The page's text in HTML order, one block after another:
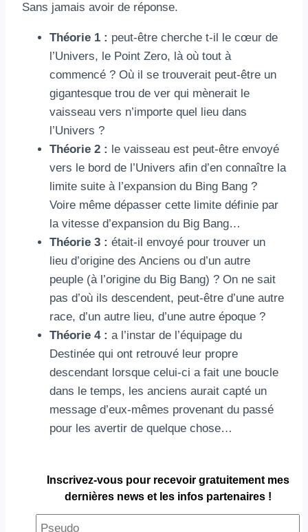
Sans jamais avoir de réponse.
Théorie 1 : peut-être cherche t-il le cœur de
l’Univers, le Point Zero, là où tout à
commencé ? Où il se trouverait peut-être un
gigantesque trou de ver qui mènerait le
vaisseau vers n’importe quel lieu dans
l’Univers ?
Théorie 2 : le vaisseau est peut-être envoyé
vers le bord de l’Univers afin d’en connaître la
limite suite à l’expansion du Bing Bang ?
Voire même dépasser cette limite définie par
la vitesse d’expansion du Big Bang…
Théorie 3 : était-il envoyé pour trouver un
lieu d’origine des Anciens ou d’un autre
peuple (à l’origine du Big Bang) ? On ne sait
pas d’où ils descendent, peut-être d’une autre
race, d’un autre lieu, d’une autre époque ?
Théorie 4 : a l’instar de l’équipage du
Destinée qui ont retrouvé leur propre
descendant lorsque celui-ci a fait une boucle
dans le temps, les anciens aurait capté un
message d’eux-mêmes provenant du passé
pour les avertir de quelque chose…
Inscrivez-vous pour recevoir gratuitement mes
dernières news et les infos partenaires !